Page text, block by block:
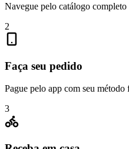
Navegue pelo catálogo
2
Faça seu pedido
Pague pelo app com seu
3